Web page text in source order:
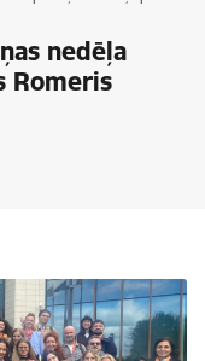
nedēļa
Romeris